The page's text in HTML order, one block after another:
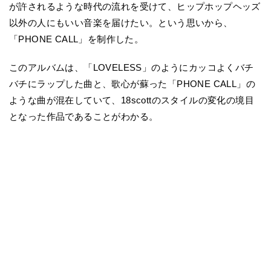
が許されるような時代の流れを受けて、ヒップホップヘッズ
以外の人にもいい音楽を届けたい。という思いから、
「PHONE CALL」を制作した。
このアルバムは、「LOVELESS」のようにカッコよくバチ
バチにラップした曲と、歌心が蘇った「PHONE CALL」の
ような曲が混在していて、18scottのスタイルの変化の境目
となった作品であることがわかる。